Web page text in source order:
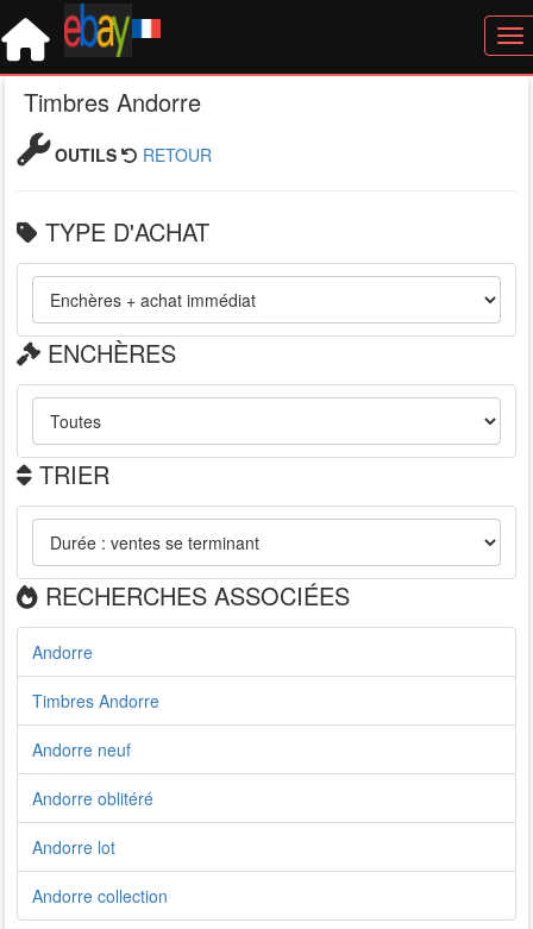
Timbres Andorre
OUTILS RETOUR
TYPE D'ACHAT
ENCHÈRES
TRIER
RECHERCHES ASSOCIÉES
Andorre
Timbres Andorre
Andorre neuf
Andorre oblitéré
Andorre lot
Andorre collection